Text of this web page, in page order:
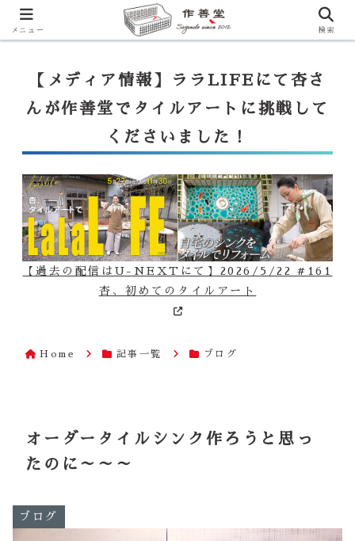
【ララLIFE】特注カウンター付シンク（40万円～）のお問合せはこ
一番下のフォームにご記入ください
【メディア情報】ララLIFEにて杏さ
んが作善堂でタイルアートに挑戦して
くださいました！
【過去の配信はU-NEXTにて】2026/5/22 #161
杏、初めてのタイルアート
Home 記事一覧 ブログ
オーダータイルシンク作ろうと思っ
たのに～～～
ブログ
メニュー 検索